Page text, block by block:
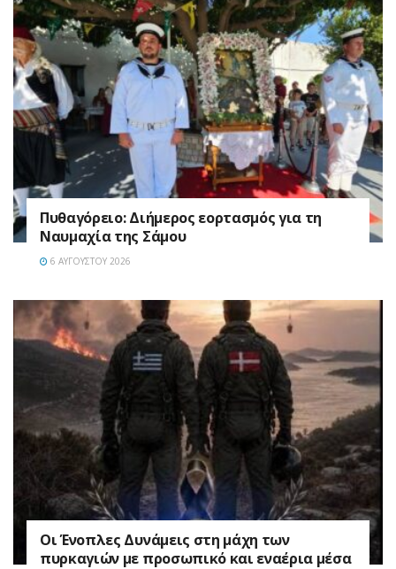
Πυθαγόρειο: Διήμερος εορτασμός για τη
Ναυμαχία της Σάμου
6 ΑΥΓΟΎΣΤΟΥ 2026
Οι Ένοπλες Δυνάμεις στη μάχη των
πυρκαγιών με προσωπικό και εναέρια μέσα